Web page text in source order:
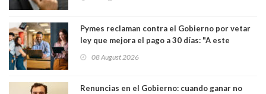
Pymes reclaman contra el Gobierno por vetar
ley que mejora el pago a 30 días: "A este
medianas empresas"
08 August 2026
Renuncias en el Gobierno: cuando ganar no